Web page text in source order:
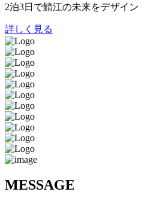
2泊3日で鯖江の未来をデザイン
詳しく見る
MESSAGE